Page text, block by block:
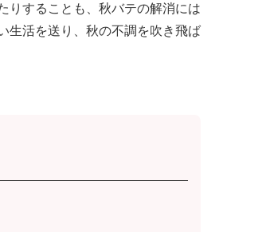
りすることも、秋バテの解消には
生活を送り、秋の不調を吹き飛ば